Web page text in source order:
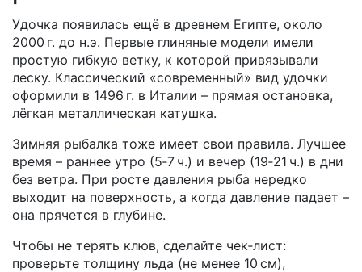
Удочка появилась ещё в древнем Египте, около
2000 г. до н.э. Первые глиняные модели имели
простую гибкую ветку, к которой привязывали
леску. Классический «современный» вид удочки
оформили в 1496 г. в Италии – прямая остановка,
лёгкая металлическая катушка.
Зимняя рыбалка тоже имеет свои правила. Лучшее
время – раннее утро (5‑7 ч.) и вечер (19‑21 ч.) в дни
без ветра. При росте давления рыба нередко
выходит на поверхность, а когда давление падает –
она прячется в глубине.
Чтобы не терять клюв, сделайте чек‑лист:
проверьте толщину льда (не менее 10 см),